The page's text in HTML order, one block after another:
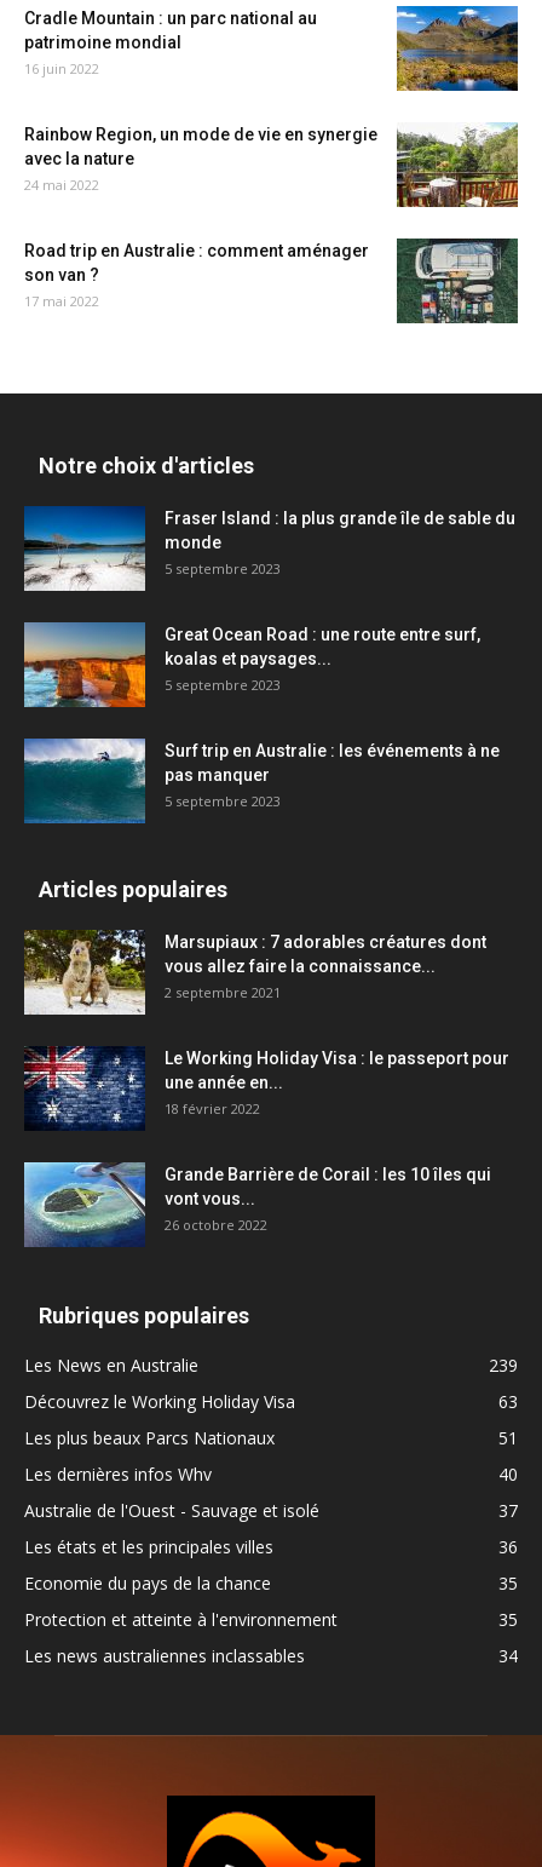
Cradle Mountain : un parc national au
patrimoine mondial
16 juin 2022
Rainbow Region, un mode de vie en synergie
avec la nature
24 mai 2022
Road trip en Australie : comment aménager
son van ?
17 mai 2022
Notre choix d'articles
Fraser Island : la plus grande île de sable du
monde
5 septembre 2023
Great Ocean Road : une route entre surf,
koalas et paysages...
5 septembre 2023
Surf trip en Australie : les événements à ne
pas manquer
5 septembre 2023
Articles populaires
Marsupiaux : 7 adorables créatures dont
vous allez faire la connaissance...
2 septembre 2021
Le Working Holiday Visa : le passeport pour
une année en...
18 février 2022
Grande Barrière de Corail : les 10 îles qui
vont vous...
26 octobre 2022
Rubriques populaires
Les News en Australie
239
Découvrez le Working Holiday Visa
63
Les plus beaux Parcs Nationaux
51
Les dernières infos Whv
40
Australie de l'Ouest - Sauvage et isolé
37
Les états et les principales villes
36
Economie du pays de la chance
35
Protection et atteinte à l'environnement
35
Les news australiennes inclassables
34